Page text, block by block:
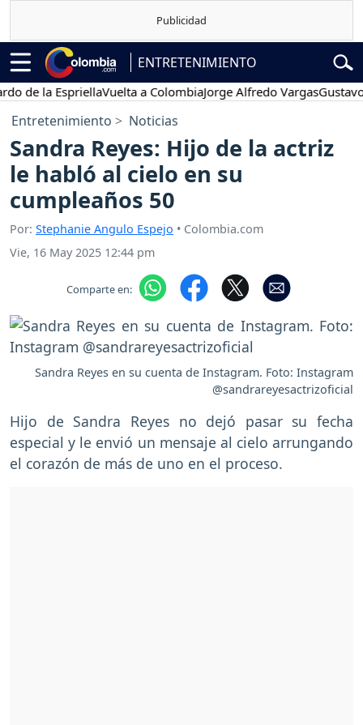
ENTRETENIMIENTO
la EspriellaVuelta a ColombiaJorge Alfredo VargasGustavo
Entretenimiento Noticias
Sandra Reyes: Hijo de la actriz
le habló al cielo en su
cumpleaños 50
Por: Stephanie Angulo Espejo • Colombia.com
Vie, 16 May 2025 12:44 pm
Comparte en:
Sandra Reyes en su cuenta de Instagram. Foto: Instagram
@sandrareyesactrizoficial
Hijo de Sandra Reyes no dejó pasar su fecha
especial y le envió un mensaje al cielo arrungando
el corazón de más de uno en el proceso.